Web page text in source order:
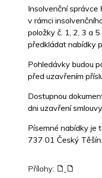
Insolvenční správce
v rámci
položky č. 1, 2, 3 a
předkládat nabídky
Pohledávky budou
před uzavřením
Dostupnou
dni uzavření smlouvy.
Písemné nabídky je
737 01 Český
Přílohy: